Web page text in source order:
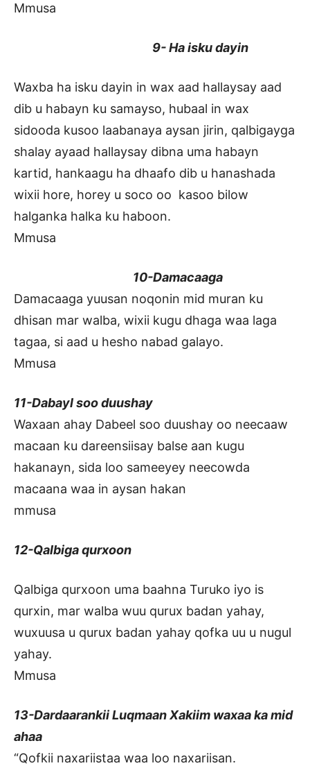
Mmusa
9- Ha isku dayin
Waxba ha isku dayin in wax aad hallaysay aad
dib u habayn ku samayso, hubaal in wax
sidooda kusoo laabanaya aysan jirin, qalbigayga
shalay ayaad hallaysay dibna uma habayn
kartid, hankaagu ha dhaafo dib u hanashada
wixii hore, horey u soco oo kasoo bilow
halganka halka ku haboon.
Mmusa
10-Damacaaga
Damacaaga yuusan noqonin mid muran ku
dhisan mar walba, wixii kugu dhaga waa laga
tagaa, si aad u hesho nabad galayo.
Mmusa
11-Dabayl soo duushay
Waxaan ahay Dabeel soo duushay oo neecaaw
macaan ku dareensiisay balse aan kugu
hakanayn, sida loo sameeyey neecowda
macaana waa in aysan hakan
mmusa
12-Qalbiga qurxoon
Qalbiga qurxoon uma baahna Turuko iyo is
qurxin, mar walba wuu qurux badan yahay,
wuxuusa u qurux badan yahay qofka uu u nugul
yahay.
Mmusa
13-Dardaarankii Luqmaan Xakiim waxaa ka mid
ahaa
“Qofkii naxariistaa waa loo naxariisan.